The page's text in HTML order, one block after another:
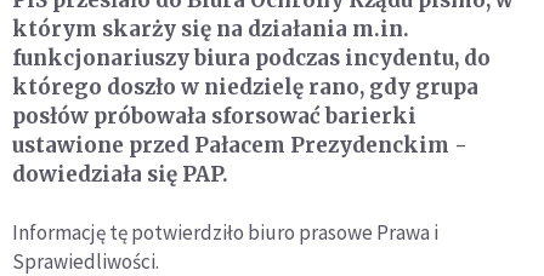
którym skarży się na działania m.in.
funkcjonariuszy biura podczas incydentu, do
którego doszło w niedzielę rano, gdy grupa
posłów próbowała sforsować barierki
ustawione przed Pałacem Prezydenckim -
dowiedziała się PAP.
Informację tę potwierdziło biuro prasowe Prawa i
Sprawiedliwości.